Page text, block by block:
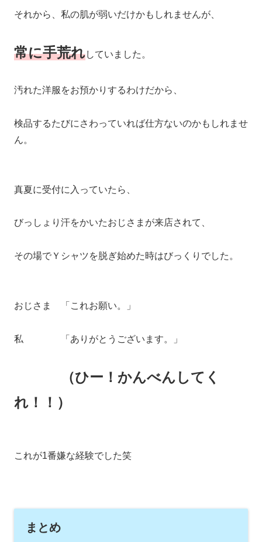
それから、私の肌が弱いだけかもしれませんが、
常に手荒れしていました。
汚れた洋服をお預かりするわけだから、
検品するたびにさわっていれば仕方ないのかもしれませ
ん。
真夏に受付に入っていたら、
びっしょり汗をかいたおじさまが来店されて、
その場でＹシャツを脱ぎ始めた時はびっくりでした。
おじさま 「これお願い。」
私 「ありがとうございます。」
（ひー！かんべんしてく
れ！！）
これが1番嫌な経験でした笑
まとめ